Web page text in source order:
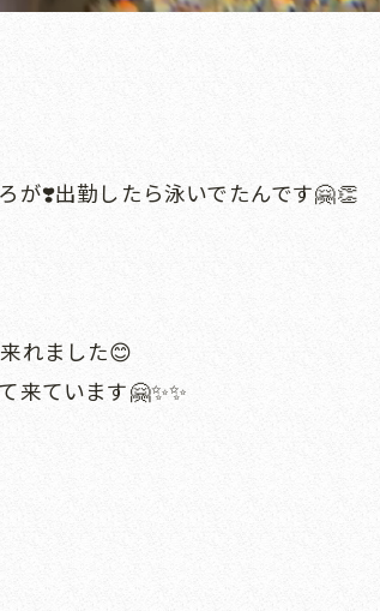
が❣️出勤したら泳いでたんです🤗👏
れました😊
来ています🤗✨✨